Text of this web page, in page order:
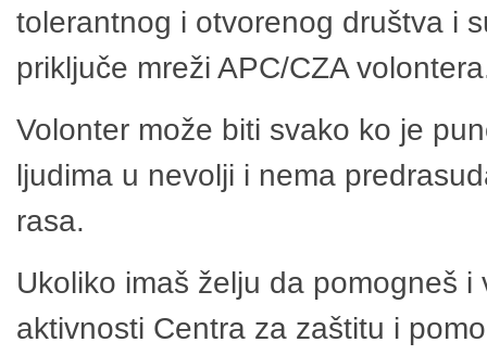
tolerantnog i otvorenog društva i
priključe mreži APC/CZA
Volonter može biti svako ko je
ljudima u nevolji i nema
rasa.
Ukoliko imaš želju da pomogneš
aktivnosti Centra za zaštitu i